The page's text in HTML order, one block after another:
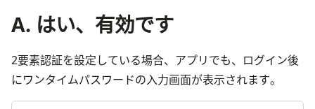
A. はい、有効です
2要素認証を設定している場合、アプリでも、ログイン後
にワンタイムパスワードの入力画面が表示されます。